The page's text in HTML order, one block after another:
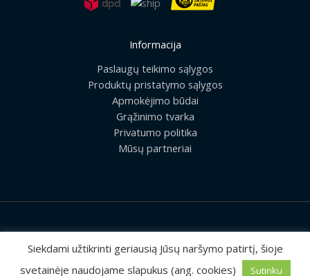
Informacija
Paslaugų teikimo sąlygos
Produktų pristatymo sąlygos
Apmokėjimo būdai
Grąžinimo tvarka
Privatumo politika
Mūsų partneriai
2026 © Visos teisės saugomos | UAB „Rilis“
Sprendimas:MEDIAERN
Siekdami užtikrinti geriausią Jūsų naršymo patirtį, šioje
svetainėje naudojame slapukus (ang. cookies)
Sutinku